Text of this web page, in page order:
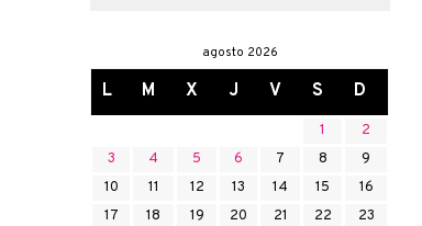
agosto 2026
L M X J V S D
1
2
3
4 5 6 7 8
9
10
11 12 13 14 15
16
17
18 19 20 21 22
23